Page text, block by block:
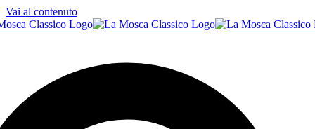
Vai al contenuto